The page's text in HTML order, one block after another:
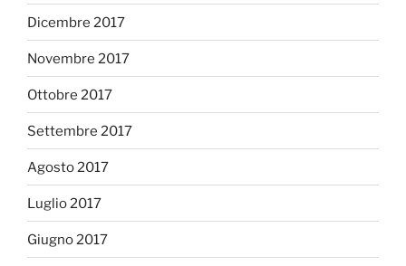
Dicembre 2017
Novembre 2017
Ottobre 2017
Settembre 2017
Agosto 2017
Luglio 2017
Giugno 2017